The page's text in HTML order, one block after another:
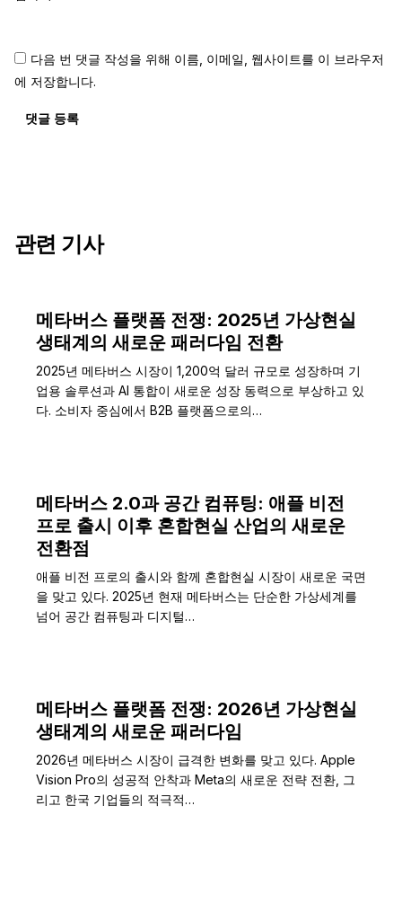
다음 번 댓글 작성을 위해 이름, 이메일, 웹사이트를 이 브라우저
에 저장합니다.
댓글 등록
관련 기사
메타버스 플랫폼 전쟁: 2025년 가상현실
생태계의 새로운 패러다임 전환
2025년 메타버스 시장이 1,200억 달러 규모로 성장하며 기
업용 솔루션과 AI 통합이 새로운 성장 동력으로 부상하고 있
다. 소비자 중심에서 B2B 플랫폼으로의…
메타버스 2.0과 공간 컴퓨팅: 애플 비전
프로 출시 이후 혼합현실 산업의 새로운
전환점
애플 비전 프로의 출시와 함께 혼합현실 시장이 새로운 국면
을 맞고 있다. 2025년 현재 메타버스는 단순한 가상세계를
넘어 공간 컴퓨팅과 디지털…
메타버스 플랫폼 전쟁: 2026년 가상현실
생태계의 새로운 패러다임
2026년 메타버스 시장이 급격한 변화를 맞고 있다. Apple
Vision Pro의 성공적 안착과 Meta의 새로운 전략 전환, 그
리고 한국 기업들의 적극적…